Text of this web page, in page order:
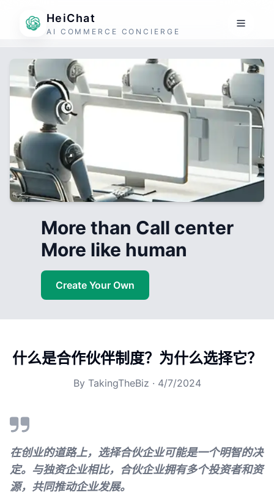
HeiChat
AI COMMERCE CONCIERGE
More than Call center
More like human
Create Your Own
什么是合作伙伴制度？为什么选择它？
By TakingTheBiz · 4/7/2024
在创业的道路上，选择合伙企业可能是一个明智的决
定。与独资企业相比，合伙企业拥有多个投资者和资
源，共同推动企业发展。